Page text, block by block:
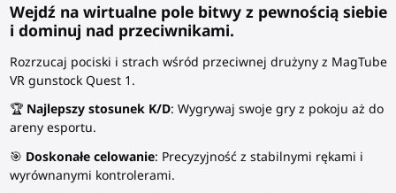
Wejdź na wirtualne pole bitwy z pewnością siebie
i dominuj nad przeciwnikami.
Rozrzucaj pociski i strach wśród przeciwnej drużyny z MagTube
VR gunstock Quest 1.
🏆 Najlepszy stosunek K/D: Wygrywaj swoje gry z pokoju aż do
areny esportu.
🎯 Doskonałe celowanie: Precyzyjność z stabilnymi rękami i
wyrównanymi kontrolerami.